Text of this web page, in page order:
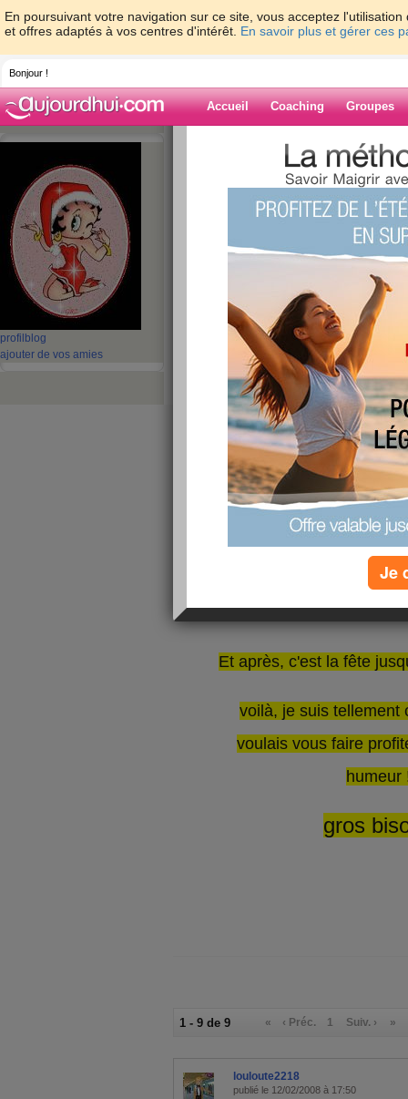
En poursuivant votre navigation sur ce site, vous acceptez
et offres adaptés à vos centres d'intérêt. En savoir plus et gérer ces
Bonjour !
Accueil Coaching Groupes
profil blog
ajouter de vos amies
> > je vais me
Blog de grib
je vais me marier
Ca y est , on est allé
Maintenant on y est,on
J'ai trop hâte
En plus on a notre
l'église: 15h30 ce qui
mairie...
Et après, c'est la fête
voilà, je suis tellement
voulais vous faire
humeur
gros
1 - 9 de 9 « ‹ Préc. 1 Suiv. › »
louloute2218
publié le 12/02/2008 à 17:50
Je